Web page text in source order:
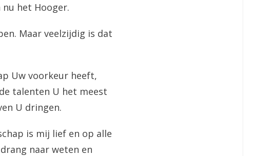
het Hooger.
Maar veelzijdig is dat
Uw voorkeur heeft,
talenten U het meest
U dringen.
is mij lief en op alle
naar weten en